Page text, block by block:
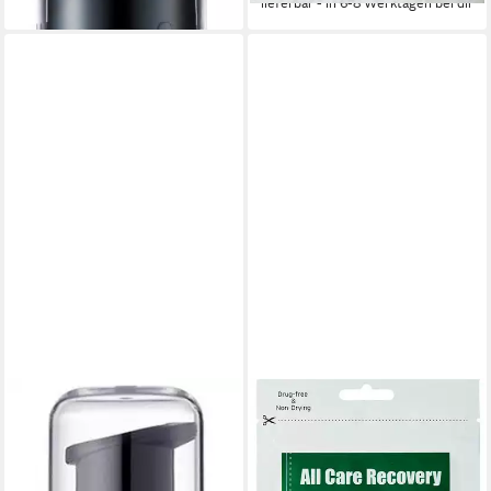
lieferbar - in 6-8 Werktagen bei dir
PURITO
Gesichtsserum PURE
VITAMIN C SERUM, lindert
PURITO
Gesichtspflege ALL CARE
RECOVERY CICA-AID,
behandelt schwere